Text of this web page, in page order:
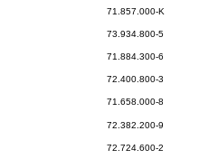
71.857.000-K
73.934.800-5
71.884.300-6
72.400.800-3
71.658.000-8
72.382.200-9
72.724.600-2